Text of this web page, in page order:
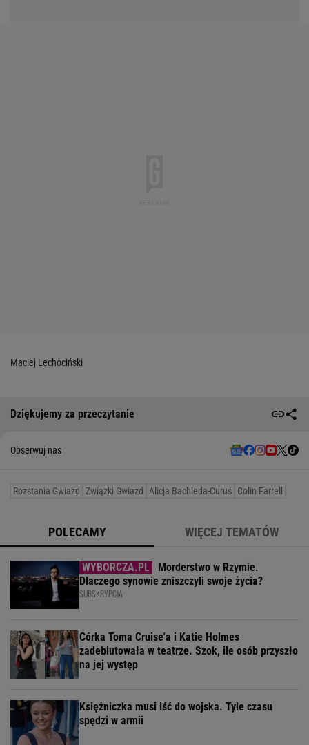
Maciej Lechociński
Dziękujemy za przeczytanie
Obserwuj nas
Rozstania Gwiazd Związki Gwiazd Alicja Bachleda-Curuś Colin Farrell
POLECAMY WIĘCEJ TEMATÓW
Morderstwo w Rzymie.
Dlaczego synowie zniszczyli swoje życia?
SUBSKRYPCJA
Córka Toma Cruise'a i Katie Holmes
zadebiutowała w teatrze. Szok, ile osób przyszło
na jej występ
Księżniczka musi iść do wojska. Tyle czasu
spędzi w armii